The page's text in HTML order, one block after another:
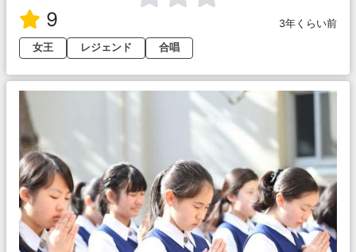
9
3年くらい前
女王
レジェンド 合唱